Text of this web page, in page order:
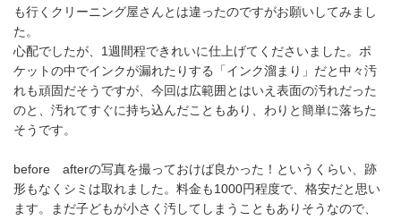
も行くクリーニング屋さんとは違ったのですがお願いしてみまし
た。
心配でしたが、1週間程できれいに仕上げてくださいました。ポ
ケットの中でインクが漏れたりする「インク溜まり」だと中々汚
れも頑固だそうですが、今回は広範囲とはいえ表面の汚れだった
のと、汚れてすぐに持ち込んだこともあり、わりと簡単に落ちた
そうです。
before afterの写真を撮っておけば良かった！というくらい、跡
形もなくシミは取れました。料金も1000円程度で、格安だと思い
ます。まだ子どもが小さく汚してしまうこともありそうなので、